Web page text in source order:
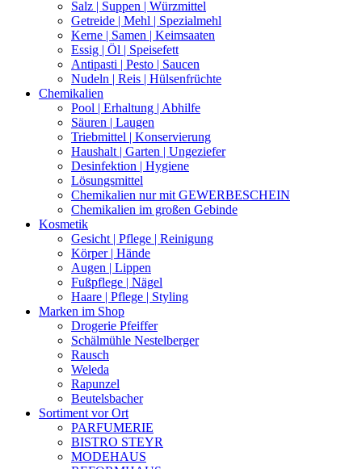
Salz | Suppen | Würzmittel
Getreide | Mehl | Spezialmehl
Kerne | Samen | Keimsaaten
Essig | Öl | Speisefett
Antipasti | Pesto | Saucen
Nudeln | Reis | Hülsenfrüchte
Chemikalien
Pool | Erhaltung | Abhilfe
Säuren | Laugen
Triebmittel | Konservierung
Haushalt | Garten | Ungeziefer
Desinfektion | Hygiene
Lösungsmittel
Chemikalien nur mit GEWERBESCHEIN
Chemikalien im großen Gebinde
Kosmetik
Gesicht | Pflege | Reinigung
Körper | Hände
Augen | Lippen
Fußpflege | Nägel
Haare | Pflege | Styling
Marken im Shop
Drogerie Pfeiffer
Schälmühle Nestelberger
Rausch
Weleda
Rapunzel
Beutelsbacher
Sortiment vor Ort
PARFUMERIE
BISTRO STEYR
MODEHAUS